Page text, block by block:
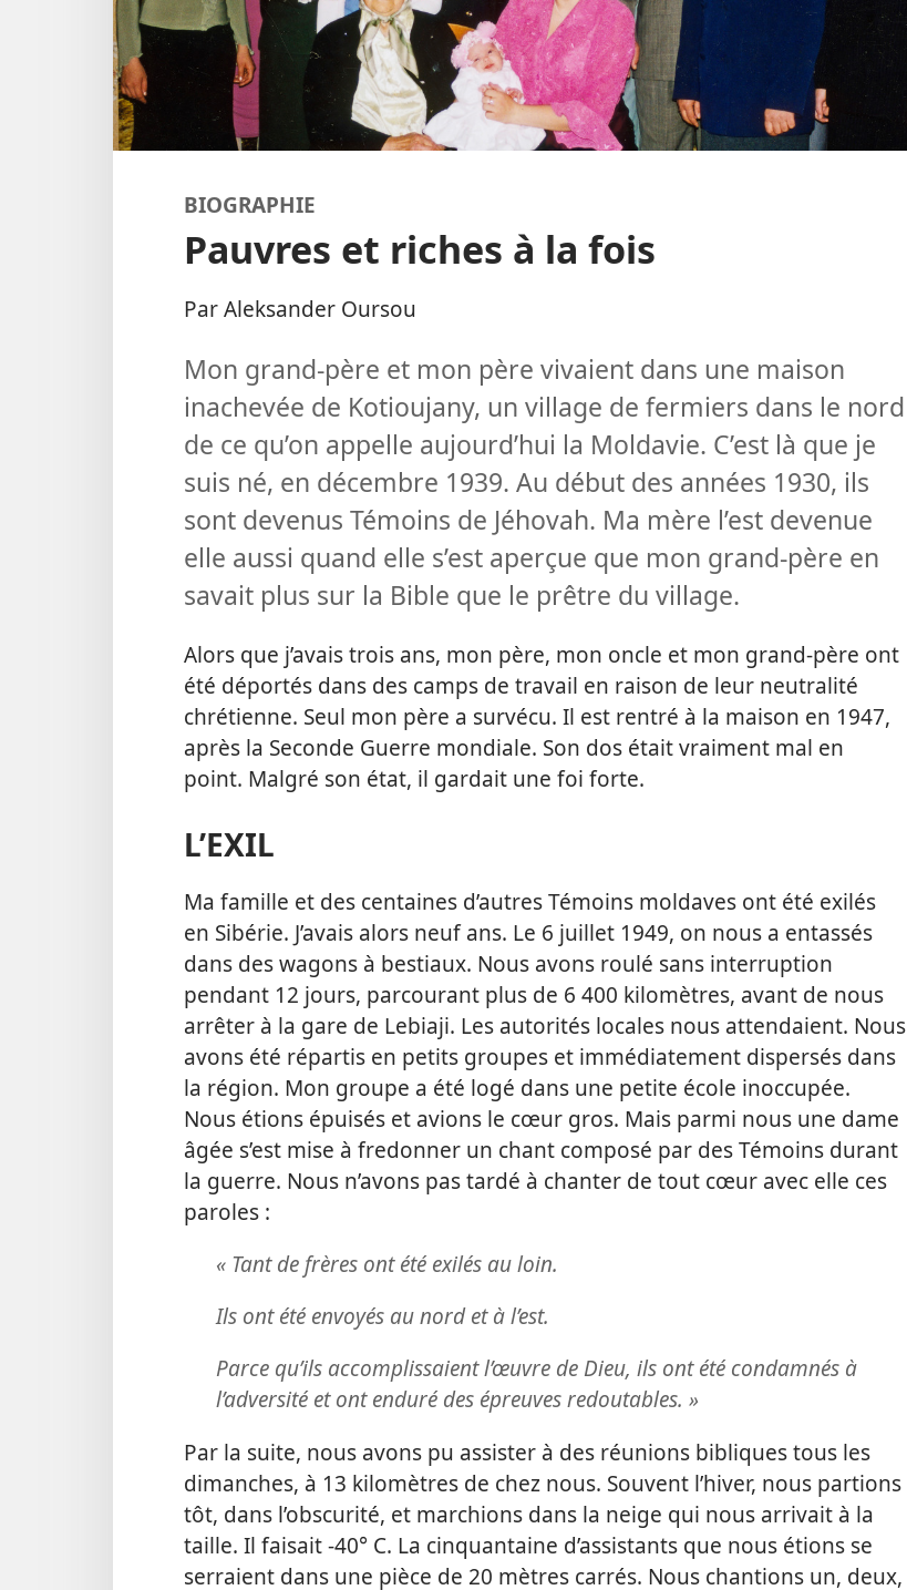
BIOGRAPHIE
Pauvres et riches à la fois
Par Aleksander Oursou
Mon grand-père et mon père vivaient dans une maison
inachevée de Kotioujany, un village de fermiers dans le nord
de ce qu’on appelle aujourd’hui la Moldavie. C’est là que je
suis né, en décembre 1939. Au début des années 1930, ils
sont devenus Témoins de Jéhovah. Ma mère l’est devenue
elle aussi quand elle s’est aperçue que mon grand-père en
savait plus sur la Bible que le prêtre du village.
Alors que j’avais trois ans, mon père, mon oncle et mon grand-père ont
été déportés dans des camps de travail en raison de leur neutralité
chrétienne. Seul mon père a survécu. Il est rentré à la maison en 1947,
après la Seconde Guerre mondiale. Son dos était vraiment mal en
point. Malgré son état, il gardait une foi forte.
L’EXIL
Ma famille et des centaines d’autres Témoins moldaves ont été exilés
en Sibérie. J’avais alors neuf ans. Le 6 juillet 1949, on nous a entassés
dans des wagons à bestiaux. Nous avons roulé sans interruption
pendant 12 jours, parcourant plus de 6 400 kilomètres, avant de nous
arrêter à la gare de Lebiaji. Les autorités locales nous attendaient. Nous
avons été répartis en petits groupes et immédiatement dispersés dans
la région. Mon groupe a été logé dans une petite école inoccupée.
Nous étions épuisés et avions le cœur gros. Mais parmi nous une dame
âgée s’est mise à fredonner un chant composé par des Témoins durant
la guerre. Nous n’avons pas tardé à chanter de tout cœur avec elle ces
paroles :
« Tant de frères ont été exilés au loin.
Ils ont été envoyés au nord et à l’est.
Parce qu’ils accomplissaient l’œuvre de Dieu, ils ont été condamnés à
l’adversité et ont enduré des épreuves redoutables. »
Par la suite, nous avons pu assister à des réunions bibliques tous les
dimanches, à 13 kilomètres de chez nous. Souvent l’hiver, nous partions
tôt, dans l’obscurité, et marchions dans la neige qui nous arrivait à la
taille. Il faisait -40° C. La cinquantaine d’assistants que nous étions se
serraient dans une pièce de 20 mètres carrés. Nous chantions un, deux,